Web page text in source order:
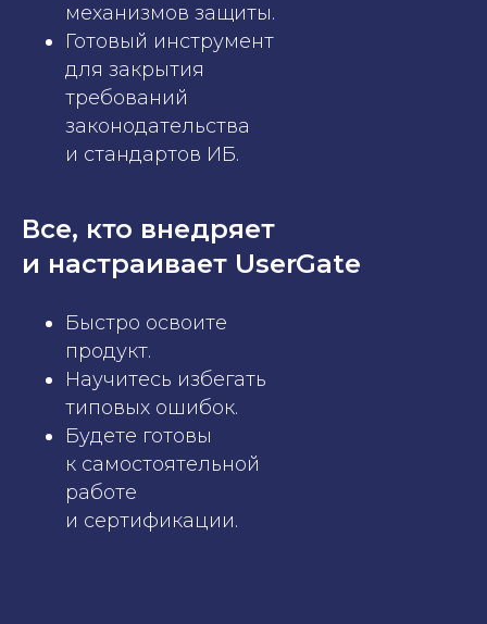
механизмов защиты.
Готовый инструмент
для закрытия
требований
законодательства
и стандартов ИБ.
Все, кто внедряет
и настраивает UserGate
Быстро освоите
продукт.
Научитесь избегать
типовых ошибок.
Будете готовы
к самостоятельной
работе
и сертификации.